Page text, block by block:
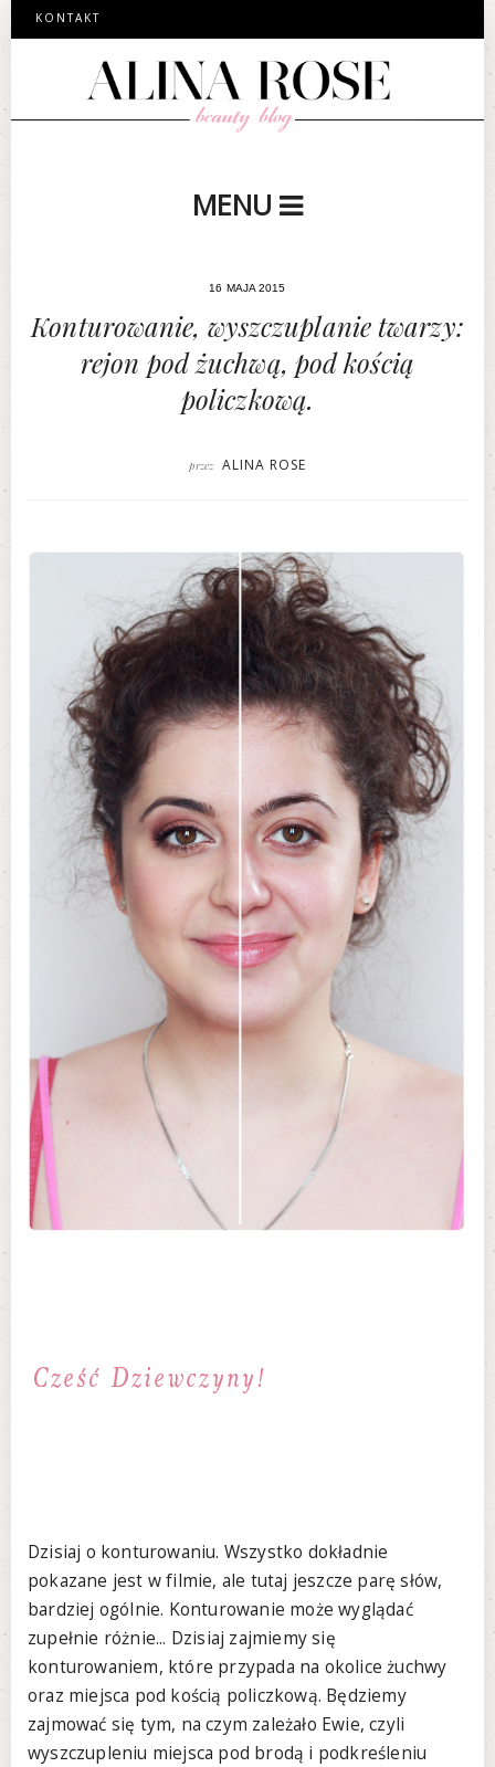
KONTAKT
MENU
16 MAJA 2015
Konturowanie, wyszczuplanie twarzy:
rejon pod żuchwą, pod kością
policzkową.
przez ALINA ROSE
Dzisiaj o konturowaniu. Wszystko dokładnie
pokazane jest w filmie, ale tutaj jeszcze parę słów,
bardziej ogólnie. Konturowanie może wyglądać
zupełnie różnie... Dzisiaj zajmiemy się
konturowaniem, które przypada na okolice żuchwy
oraz miejsca pod kością policzkową. Będziemy
zajmować się tym, na czym zależało Ewie, czyli
wyszczupleniu miejsca pod brodą i podkreśleniu